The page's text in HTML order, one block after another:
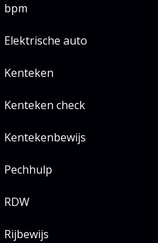
bpm
Elektrische auto
Kenteken
Kenteken check
Kentekenbewijs
Pechhulp
RDW
Rijbewijs